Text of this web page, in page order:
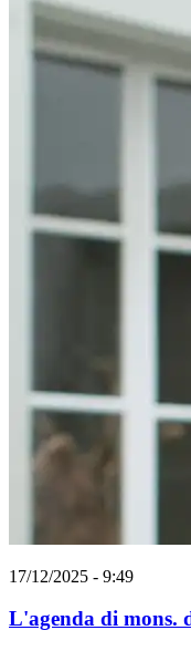
17/12/2025 - 9:49
L'agenda di mons.